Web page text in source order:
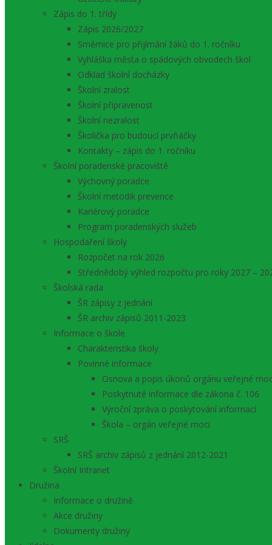
Zápis do 1. třídy
Zápis 2026/2027
Směrnice pro přijímání žáků do 1. ročníku
Vyhláška města o spádových obvodech škol
Odklad školní docházky
Školní zralost
Školní připravenost
Školní nezralost
Školička pro budoucí prvňáčky
Kontakty – zápis do 1. ročníku
Školní poradenské pracoviště
Výchovný poradce
Školní metodik prevence
Kariérový poradce
Program poradenských služeb
Hospodaření školy
Rozpočet na rok 2026
Střednědobý výhled rozpočtu pro roky 2027 –
Školská rada
ŠR zápisy z jednání
ŠR archiv zápisů 2011-2023
Informace o škole
Charakteristika školy
Povinné informace
Osnova a popis úkonů orgánu veřejné
Poskytnuté informace dle zákona č. 106
Výroční zpráva o poskytování informací
Škola – orgán veřejné moci
SRŠ
SRŠ archiv zápisů z jednání 2012-2021
Školní Intranet
Družina
Informace o družině
Akce družiny
Dokumenty družiny